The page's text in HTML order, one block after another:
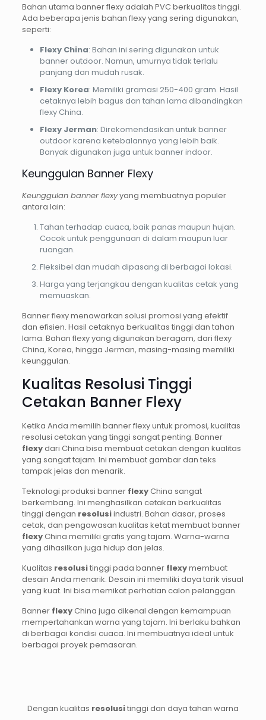
Bahan utama banner flexy adalah PVC berkualitas tinggi.
Ada beberapa jenis bahan flexy yang sering digunakan,
seperti:
Flexy China: Bahan ini sering digunakan untuk
banner outdoor. Namun, umurnya tidak terlalu
panjang dan mudah rusak.
Flexy Korea: Memiliki gramasi 250-400 gram. Hasil
cetaknya lebih bagus dan tahan lama dibandingkan
flexy China.
Flexy Jerman: Direkomendasikan untuk banner
outdoor karena ketebalannya yang lebih baik.
Banyak digunakan juga untuk banner indoor.
Keunggulan Banner Flexy
Keunggulan banner flexyyang membuatnya populer
antara lain:
Tahan terhadap cuaca, baik panas maupun hujan.
Cocok untuk penggunaan di dalam maupun luar
ruangan.
Fleksibel dan mudah dipasang di berbagai lokasi.
Harga yang terjangkau dengan kualitas cetak yang
memuaskan.
Banner flexy menawarkan solusi promosi yang efektif
dan efisien. Hasil cetaknya berkualitas tinggi dan tahan
lama. Bahan flexy yang digunakan beragam, dari flexy
China, Korea, hingga Jerman, masing-masing memiliki
keunggulan.
Kualitas Resolusi Tinggi
Cetakan Banner Flexy
Ketika Anda memilih banner flexy untuk promosi, kualitas
resolusi cetakan yang tinggi sangat penting. Banner
flexydari China bisa membuat cetakan dengan kualitas
yang sangat tajam. Ini membuat gambar dan teks
tampak jelas dan menarik.
Teknologi produksi banner flexyChina sangat
berkembang. Ini menghasilkan cetakan berkualitas
tinggi dengan resolusiindustri. Bahan dasar, proses
cetak, dan pengawasan kualitas ketat membuat banner
flexyChina memiliki grafis yang tajam. Warna-warna
yang dihasilkan juga hidup dan jelas.
Kualitas resolusitinggi pada banner flexymembuat
desain Anda menarik. Desain ini memiliki daya tarik visual
yang kuat. Ini bisa memikat perhatian calon pelanggan.
Banner flexyChina juga dikenal dengan kemampuan
mempertahankan warna yang tajam. Ini berlaku bahkan
di berbagai kondisi cuaca. Ini membuatnya ideal untuk
berbagai proyek pemasaran.
Dengan kualitas resolusitinggi dan daya tahan warna